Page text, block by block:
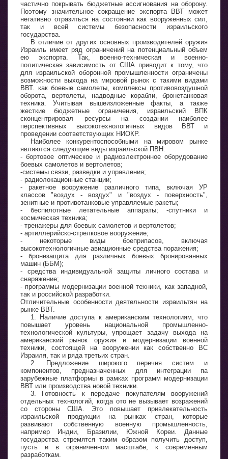
частично покрывать бюджетные ассигнования на оборону.
Поэтому значительное сокращение экспорта ВВТ может
негативно отразиться на состоянии как вооруженных сил,
так и всей системы безопасности израильского
государства.
В отличие от других основных производителей оружия
Израиль имеет ряд ограничений на потенциальный объем
ею экспорта. Так, военно-техническая и военно-
политическая зависимость от США приводит к тому, что
для израильской оборонной промышленности ограничены
возможности выхода на мировой рынок с такими видами
ВВТ. как боевые самолеты, комплексы противовоздушной
оборота, вертолеты, надводные корабли, бронетанковая
техника. Учитывая вышеизложенные факты, а также
жесткие бюджетные ограничения, израильский ВПК
сконцентрировал ресурсы на создании наиболее
перспективных высокотехнологичных видов ВВТ и
проведении соответствующих НИОКР.
Наиболее конкурентоспособными на мировом рынке
являются следующие виды израильской ПВН:
- бортовое оптическое и радиоэлектронное оборудование
боевых самолетов и вертолетов;
-системы связи, разведки и управления;
- радиолокационные станции;
- ракетное вооружение различного типа, включая УР
классов "воздух - воздух" и "воздух - поверхность",
зенитные и противотанковые управляемые ракеты;
- беспилотные летательные аппараты; -спутники и
космическая техника;
- тренажеры для боевых самолетов и вертолетов;
- артиллерийско-стрелковое вооружение;
- некоторые виды боеприпасов, включая
высокотехнологичные авиационные средства поражения;
- бронезащита для различных боевых бронированных
машин (ББМ);
- средства индивидуальной защиты личного состава и
снаряжение;
- программы модернизации военной техники, как западной,
так и российской разработки.
Отличительные особенности деятельности израильтян на
рынке ВВТ.
1. Наличие доступа к американским технологиям, что
повышает уровень национальной промышленно-
технологической культуры, упрощает задачу выхода на
американский рынок оружия и модернизации военной
техники, состоящей на вооружении как собственно ВС
Израиля, так и ряда третьих стран.
2. Предложение широкого перечня систем и
компонентов, предназначенных для интеграции па
зарубежные платформы в рамках программ модернизации
ВВТ или производства новой техники.
3. Готовность к передаче покупателям вооружений
отдельных технологий, когда ото не вызывает возражений
со стороны США. Это повышает привлекательность
израильской продукции на рынках стран, которые
развивают собственную военную промышленность,
например Индии, Бразилии, Южной Кореи. Данные
государства стремятся таким образом получить доступ,
пусть и в ограниченном масштабе, к современным
разработкам.